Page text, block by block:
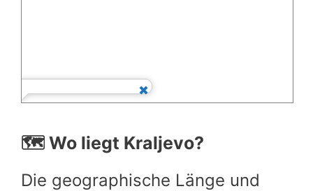
🗺️ Wo liegt Kraljevo?
Die geographische Länge und